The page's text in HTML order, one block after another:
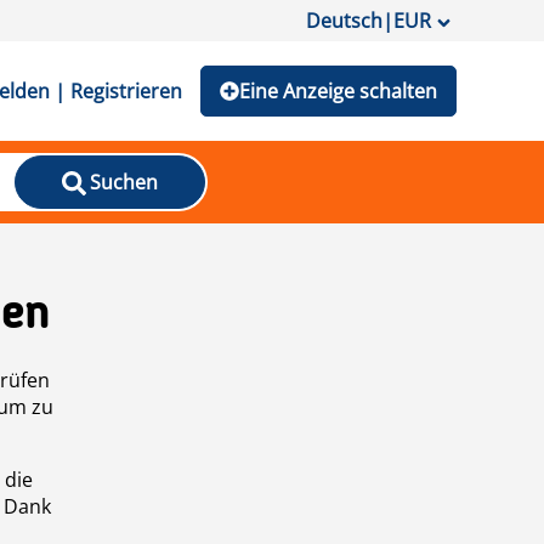
Deutsch|EUR
| Registrieren Eine Anzeige schalten
Suchen
zu
die